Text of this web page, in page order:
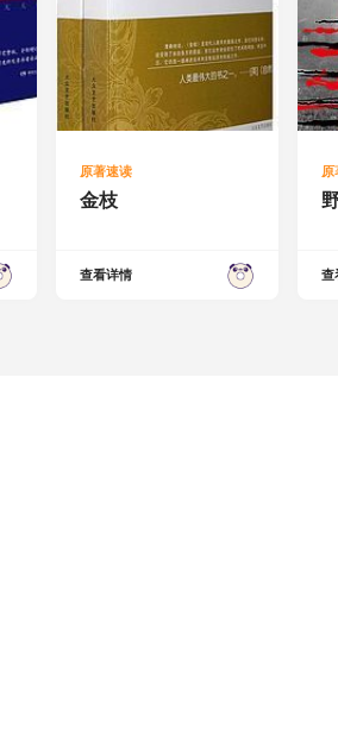
原著速读
金枝
查看详情
原
查